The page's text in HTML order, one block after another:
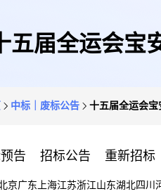
五届全运会宝
中标｜废标公告 十五届全运会
告 招标公告 重新招标
京广东 上海江苏浙江山东湖北四川